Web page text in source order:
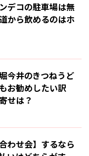
デコの駐車場は無
から飲めるのはホ
今井のきつねうど
お勧めしたい訳
せは？
わせ会】するなら